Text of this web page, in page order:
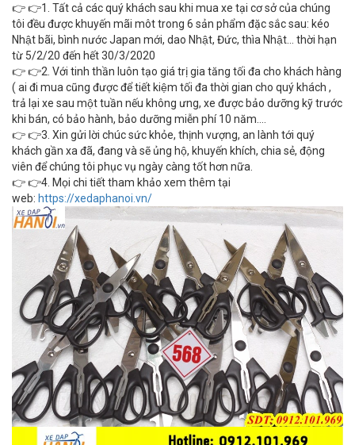
👉 👉1. Tất cả các quý khách sau khi mua xe tại cơ sở của chúng
tôi đều được khuyến mãi môt trong 6 sản phẩm đặc sắc sau: kéo
Nhật bãi, bình nước Japan mới, dao Nhật, Đức, thìa Nhật… thời hạn
từ 5/2/20 đến hết 30/3/2020
👉 👉2. Với tinh thần luôn tạo giá trị gia tăng tối đa cho khách hàng
( ai đi mua cũng được để tiết kiệm tối đa thời gian cho quý khách ,
trả lại xe sau một tuần nếu không ưng, xe được bảo dưỡng kỹ trước
khi bán, có bảo hành, bảo dưỡng miễn phí 10 năm….
👉 👉3. Xin gửi lời chúc sức khỏe, thịnh vượng, an lành tới quý
khách gần xa đã, đang và sẽ ủng hộ, khuyến khích, chia sẻ, động
viên để chúng tôi phục vụ ngày càng tốt hơn nữa.
👉 👉4. Mọi chi tiết tham khảo xem thêm tại
web: https://xedaphanoi.vn/